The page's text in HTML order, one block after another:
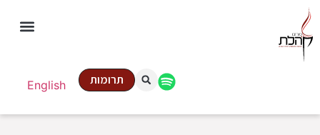
English תרומות